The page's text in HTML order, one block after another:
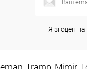
Купити в 1
Я згоден на